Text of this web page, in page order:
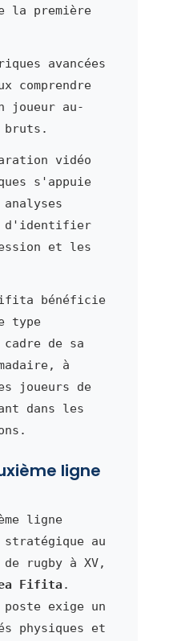
la première
avancées
comprendre
joueur au-
bruts.
vidéo
s'appuie
d'identifier
et les
Fifita bénéficie
type
de sa
à
joueurs de
dans les
ligne
ligne
au
rugby à XV,
Fifita .
exige un
physiques et